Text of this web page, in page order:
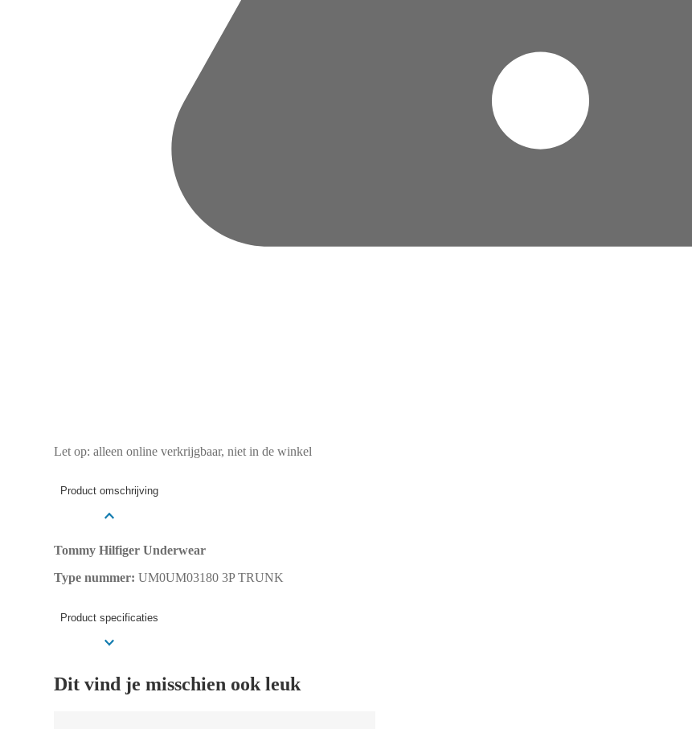
Let op: alleen online verkrijgbaar, niet in de winkel
Product omschrijving
Tommy Hilfiger Underwear
Type nummer: UM0UM03180 3P TRUNK
Product specificaties
Dit vind je misschien ook leuk